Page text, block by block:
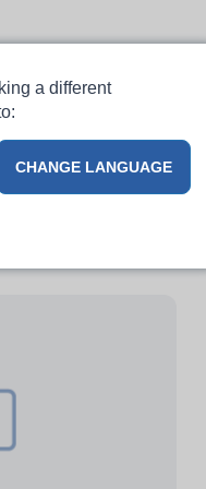
a different
CHANGE LANGUAGE